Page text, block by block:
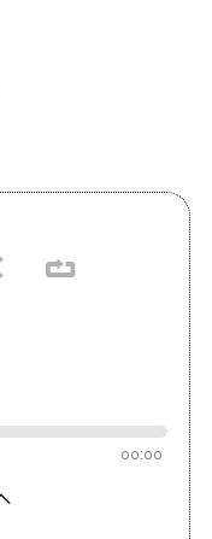
00:00